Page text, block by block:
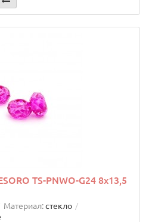
TS-PNWO-G24 8х13,5
Материал:стекло